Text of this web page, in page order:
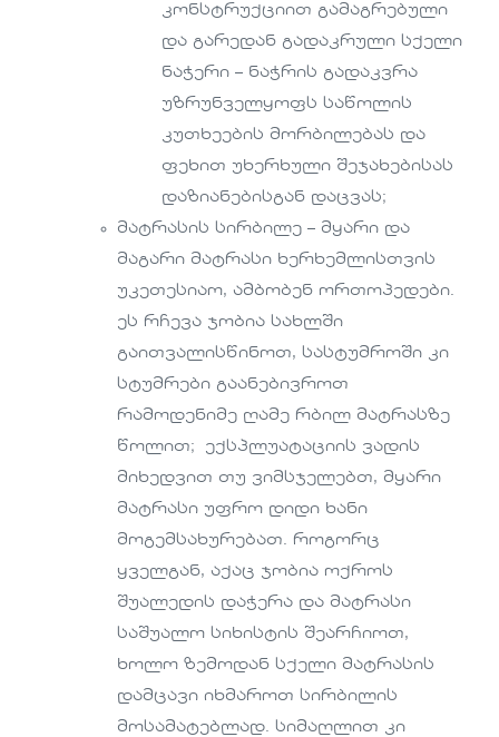
კონსტრუქციით გამაგრებული
და გარედან გადაკრული სქელი
ნაჭერი – ნაჭრის გადაკვრა
უზრუნველყოფს საწოლის
კუთხეების მორბილებას და
ფეხით უხერხული შეჯახებისას
დაზიანებისგან დაცვას;
მატრასის სირბილე – მყარი და
მაგარი მატრასი ხერხემლისთვის
უკეთესიაო, ამბობენ ორთოპედები.
ეს რჩევა ჯობია სახლში
გაითვალისწინოთ, სასტუმროში კი
სტუმრები გაანებივროთ
რამოდენიმე ღამე რბილ მატრასზე
წოლით; ექსპლუატაციის ვადის
მიხედვით თუ ვიმსჯელებთ, მყარი
მატრასი უფრო დიდი ხანი
მოგემსახურებათ. როგორც
ყველგან, აქაც ჯობია ოქროს
შუალედის დაჭერა და მატრასი
საშუალო სიხისტის შეარჩიოთ,
ხოლო ზემოდან სქელი მატრასის
დამცავი იხმაროთ სირბილის
მოსამატებლად. სიმაღლით კი